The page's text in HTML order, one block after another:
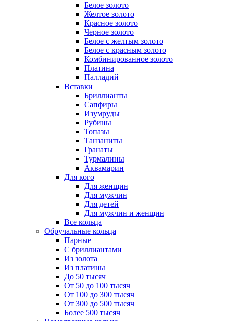
Белое золото
Желтое золото
Красное золото
Черное золото
Белое с желтым золото
Белое с красным золото
Комбинированное золото
Платина
Палладий
Вставки
Бриллианты
Сапфиры
Изумруды
Рубины
Топазы
Танзаниты
Гранаты
Турмалины
Аквамарин
Для кого
Для женщин
Для мужчин
Для детей
Для мужчин и женщин
Все кольца
Обручальные кольца
Парные
С бриллиантами
Из золота
Из платины
До 50 тысяч
От 50 до 100 тысяч
От 100 до 300 тысяч
От 300 до 500 тысяч
Более 500 тысяч